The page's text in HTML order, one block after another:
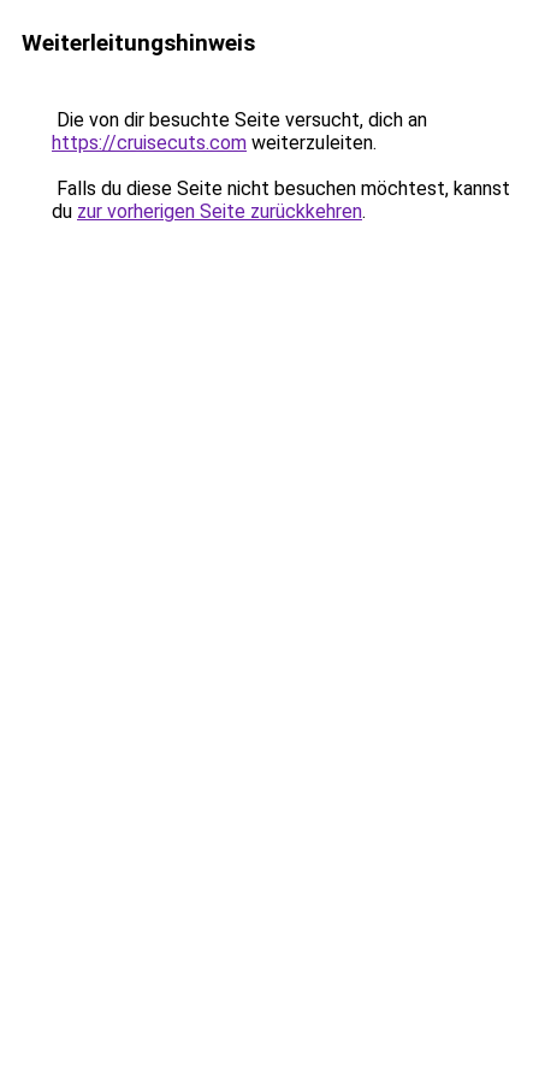
Weiterleitungshinweis
Die von dir besuchte Seite versucht, dich an
https://cruisecuts.com weiterzuleiten.
Falls du diese Seite nicht besuchen möchtest, kannst
du zur vorherigen Seite zurückkehren.